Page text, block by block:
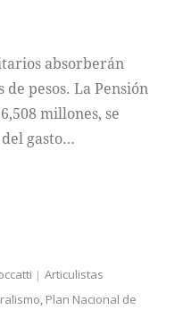
absorberán
pesos. La Pensión
millones, se
gasto…
Articulistas
, Plan Nacional de